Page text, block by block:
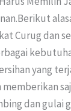
Curug dan
yang
dan gulai